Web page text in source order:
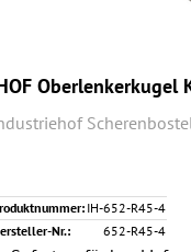
Oberlenkerkugel
IH-652-R45-4
Nr.:
652-R45-4